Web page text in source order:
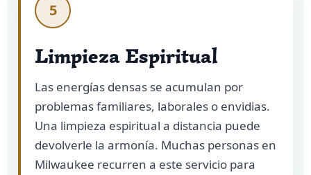
5
Limpieza Espiritual
Las energías densas se acumulan por
problemas familiares, laborales o envidias.
Una limpieza espiritual a distancia puede
devolverle la armonía. Muchas personas en
Milwaukee recurren a este servicio para